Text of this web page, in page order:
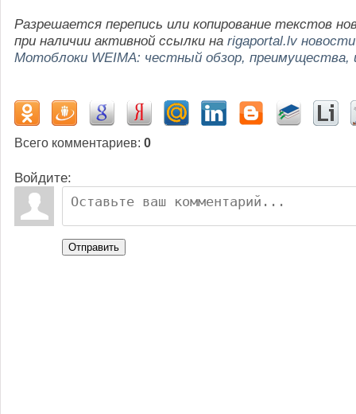
Разрешается перепись или копирование текстов
при наличии активной ссылки на rigaportal.lv новости
Мотоблоки WEIMA: честный обзор, преимущества,
Всего комментариев: 0
Войдите:
Отправить